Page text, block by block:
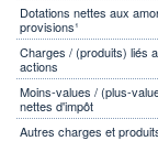
Dotations nettes aux
provisions¹
Charges / (produits) liés
actions
Moins-values / (plus-
nettes d'impôt
Autres charges et